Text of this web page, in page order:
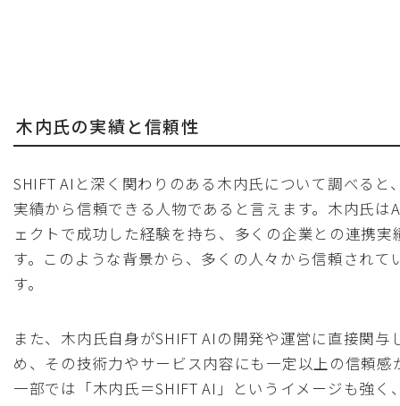
木内氏の実績と信頼性
SHIFT AIと深く関わりのある木内氏について調べると
実績から信頼できる人物であると言えます。木内氏は
ェクトで成功した経験を持ち、多くの企業との連携実
す。このような背景から、多くの人々から信頼されて
す。
また、木内氏自身がSHIFT AIの開発や運営に直接関与
め、その技術力やサービス内容にも一定以上の信頼感
一部では「木内氏＝SHIFT AI」というイメージも強く